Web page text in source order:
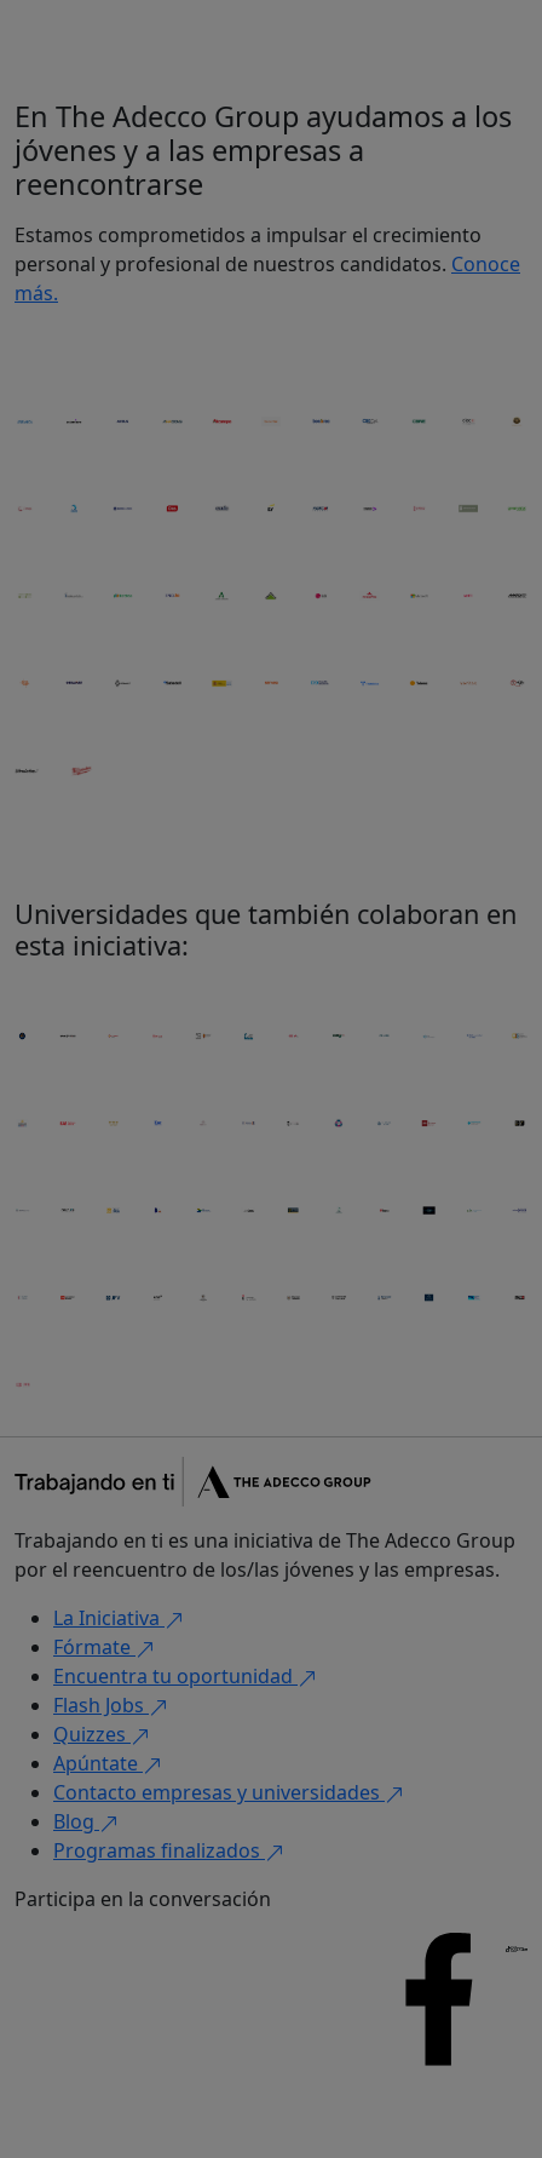
En The Adecco Group ayudamos a los
jóvenes y a las empresas a
reencontrarse
Estamos comprometidos a impulsar el crecimiento
personal y profesional de nuestros candidatos. Conoce
más.
Universidades que también colaboran en
esta iniciativa:
Trabajando en ti es una iniciativa de The Adecco Group
por el reencuentro de los/las jóvenes y las empresas.
La Iniciativa
Fórmate
Encuentra tu oportunidad
Flash Jobs
Quizzes
Apúntate
Contacto empresas y universidades
Blog
Programas finalizados
Participa en la conversación